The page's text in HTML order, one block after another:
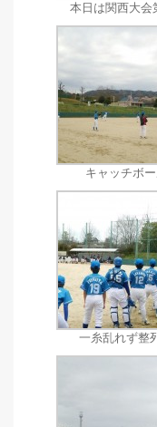
本日は関西大会
キャッチボ
一糸乱れず整